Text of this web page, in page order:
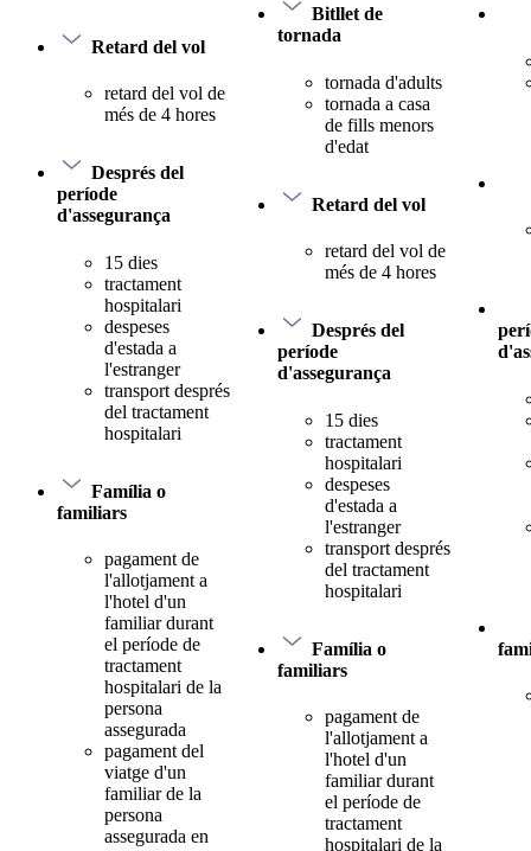
Retard del vol
retard del vol de
més de 4 hores
Després del
període
d'assegurança
15 dies
tractament
hospitalari
despeses
d'estada a
l'estranger
transport després
del tractament
hospitalari
Família o
familiars
pagament de
l'allotjament a
l'hotel d'un
familiar durant
el període de
tractament
hospitalari de la
persona
assegurada
pagament del
viatge d'un
familiar de la
persona
assegurada en
Bitllet de
tornada
tornada d'adults
tornada a casa
de fills menors
d'edat
Retard del vol
retard del vol de
més de 4 hores
Després del
període
d'assegurança
15 dies
tractament
hospitalari
despeses
d'estada a
l'estranger
transport després
del tractament
hospitalari
Família o
familiars
pagament de
l'allotjament a
l'hotel d'un
familiar durant
el període de
tractament
hospitalari de la